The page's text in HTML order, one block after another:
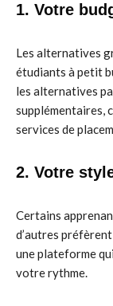
1. Votre
Les alternatives
étudiants à petit
les alternatives
supplémentaires,
services de
2. Votre
Certains
d’autres
une plateforme
votre rythme.